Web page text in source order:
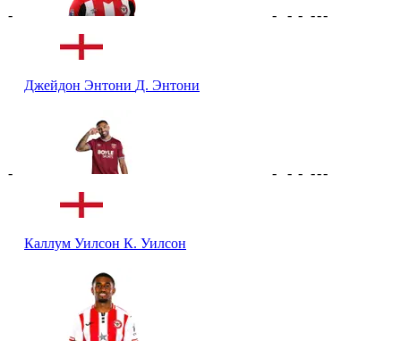
-
Джейдон Энтони Д. Энтони
- - - ---
-
Каллум Уилсон К. Уилсон
- - - ---